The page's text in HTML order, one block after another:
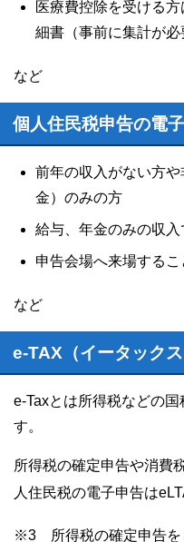
医療費控除を受ける
細書（事前に集計が必
など
個人住民税申告の電
前年の収入がない方
金）のみの方
給与、年金のみの収
申告会場へ来場する
など
e-TAX（イータック
e-Taxとは所得税などの
す。
所得税の確定申告や消費
人住民税の電子申告は
※3 所得税の確定申告を